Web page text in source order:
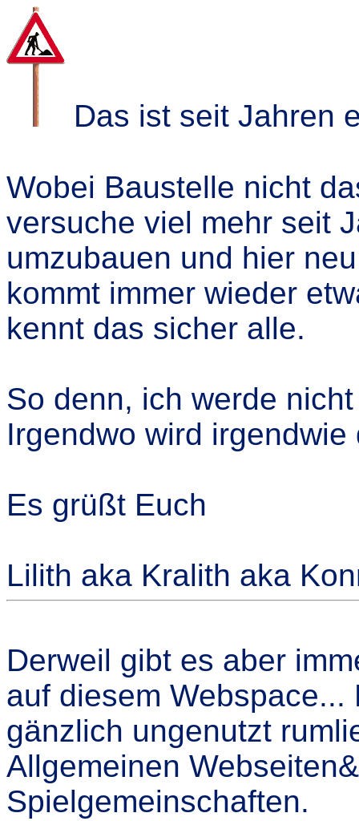
Das ist seit Jahren
Wobei Baustelle nicht
versuche viel mehr seit
umzubauen und hier
kommt immer wieder
kennt das sicher alle.
So denn, ich werde
Irgendwo wird
Es grüßt Euch
Lilith aka Kralith aka
Derweil gibt es aber
auf diesem
gänzlich ungenutzt
Allgemeinen
Spielgemeinschaften.